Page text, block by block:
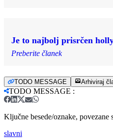
Je to najbolj prisrčen
Preberite članek
TODO MESSAGE Arhiviraj
TODO MESSAGE :
Ključne besede/oznake, povezane
slavni